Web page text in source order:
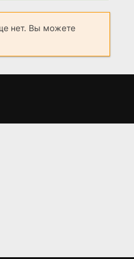
нет. Вы можете
Непохищенная